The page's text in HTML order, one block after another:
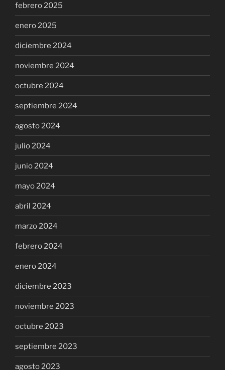
febrero 2025
enero 2025
diciembre 2024
noviembre 2024
octubre 2024
septiembre 2024
agosto 2024
julio 2024
junio 2024
mayo 2024
abril 2024
marzo 2024
febrero 2024
enero 2024
diciembre 2023
noviembre 2023
octubre 2023
septiembre 2023
agosto 2023